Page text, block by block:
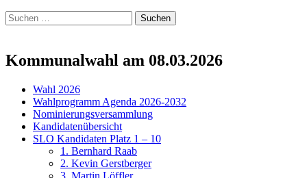
Suchen
nach:
Kommunalwahl am 08.03.2026
Wahl 2026
Wahlprogramm Agenda 2026-2032
Nominierungsversammlung
Kandidatenübersicht
SLO Kandidaten Platz 1 – 10
1. Bernhard Raab
2. Kevin Gerstberger
3. Martin Löffler